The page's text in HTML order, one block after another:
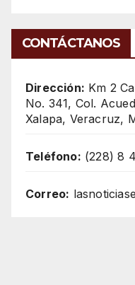
CONTÁCTANOS
Dirección: Km 2
No. 341, Col.
Xalapa, Veracruz,
Teléfono: (228) 8
Correo: